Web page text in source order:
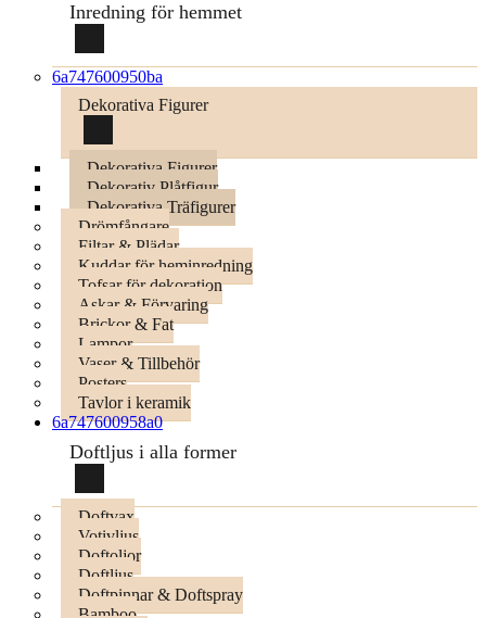
Inredning för hemmet
6a747600950ba
Dekorativa Figurer
Dekorativa Figurer
Dekorativ Plåtfigur
Dekorativa Träfigurer
Drömfångare
Filtar & Plädar
Kuddar för heminredning
Tofsar för dekoration
Askar & Förvaring
Brickor & Fat
Lampor
Vaser & Tillbehör
Posters
Tavlor i keramik
6a747600958a0
Doftljus i alla former
Doftvax
Votivljus
Doftoljor
Doftljus
Doftpinnar & Doftspray